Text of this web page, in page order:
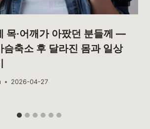
목·어깨가 아팠던 분들께 —
슴축소 후 달라진 몸과 일상
2026-04-27